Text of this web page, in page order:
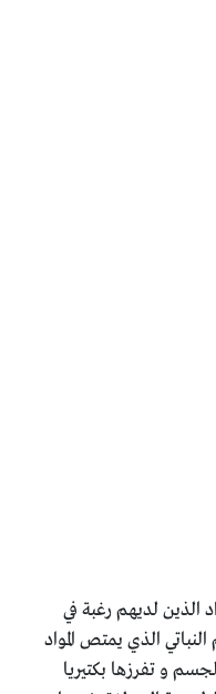
لديهم رغبة في
الذي يمتص المواد
و تفرزها بكتيريا